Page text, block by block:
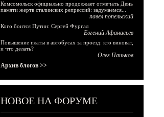
Комсомольск официально продолжает отмечать День
памяти жертв сталинских репрессий: задумаемся...
павел попельский
Кого боится Путин: Сергей Фургал
Евгений Афанасьев
Повышение платы в автобусах за проезд: кто виноват,
и что делать?
Олег Паньков
Архив блогов >>
НОВОЕ НА ФОРУМЕ